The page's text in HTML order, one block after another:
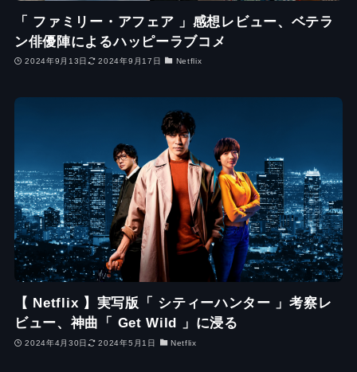
「 ファミリー・アフェア 」感想レビュー、ベテラ
ン俳優陣によるハッピーラブコメ
2024年9月13日 2024年9月17日 Netflix
【 Netflix 】実写版「 シティーハンター 」考察レ
ビュー、神曲「 Get Wild 」に浸る
2024年4月30日 2024年5月1日 Netflix